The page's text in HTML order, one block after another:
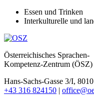
Essen und Trinken
Interkulturelle und
Österreichisches Sprachen-
Kompetenz-Zentrum (ÖSZ)
Hans-Sachs-Gasse 3/I,
+43 316 824150 |